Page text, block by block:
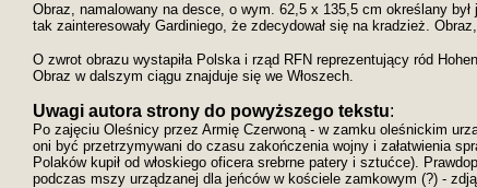
Obraz, namalowany na desce, o wym. 62,5 x 135,5 cm określany
tak zainteresowały Gardiniego, że zdecydował się na kradzież.
O zwrot obrazu wystapiła Polska i rząd RFN reprezentujący ród
Obraz w dalszym ciągu znajduje się we Włoszech.
Uwagi autora strony do powyższego tekstu:
Po zajęciu Oleśnicy przez Armię Czerwoną - w zamku oleśnickim
oni być przetrzymywani do czasu zakończenia wojny i załatwienia
Polaków kupił od włoskiego oficera srebrne patery i sztućce).
podczas mszy urządzanej dla jeńców w kościele zamkowym (?) -